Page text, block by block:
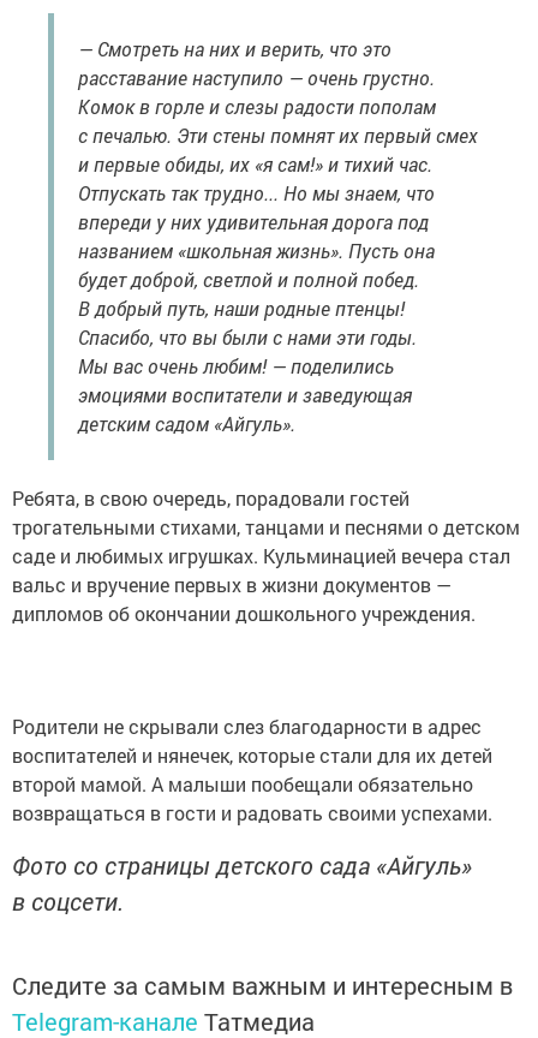
— Смотреть на них и верить, что это
расставание наступило — очень грустно.
Комок в горле и слезы радости пополам
с печалью. Эти стены помнят их первый смех
и первые обиды, их «я сам!» и тихий час.
Отпускать так трудно... Но мы знаем, что
впереди у них удивительная дорога под
названием «школьная жизнь». Пусть она
будет доброй, светлой и полной побед.
В добрый путь, наши родные птенцы!
Спасибо, что вы были с нами эти годы.
Мы вас очень любим! — поделились
эмоциями воспитатели и заведующая
детским садом «Айгуль».
Ребята, в свою очередь, порадовали гостей
трогательными стихами, танцами и песнями о детском
саде и любимых игрушках. Кульминацией вечера стал
вальс и вручение первых в жизни документов —
дипломов об окончании дошкольного учреждения.
Родители не скрывали слез благодарности в адрес
воспитателей и нянечек, которые стали для их детей
второй мамой. А малыши пообещали обязательно
возвращаться в гости и радовать своими успехами.
Фото со страницы детского сада «Айгуль»
в соцсети.
Следите за самым важным и интересным в
Telegram-канале Татмедиа